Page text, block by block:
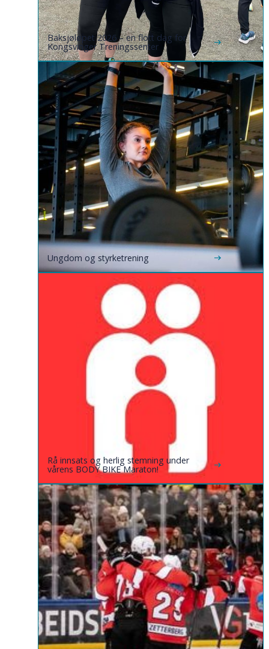
Baksjøløpet 2026 – en flott dag for
Kongsvinger Treningssenter
Ungdom og styrketrening
Rå innsats og herlig stemning under
vårens BODY BIKE Maraton!